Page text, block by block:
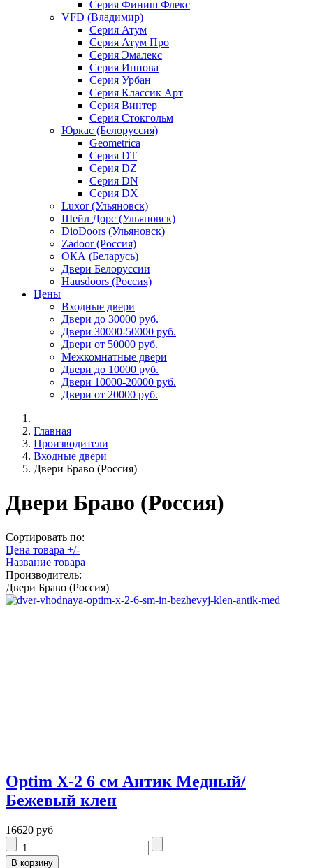
Серия Финиш Флекс
VFD (Владимир)
Серия Атум
Серия Атум Про
Серия Эмалекс
Серия Иннова
Серия Урбан
Серия Классик Арт
Серия Винтер
Серия Стокгольм
Юркас (Белоруссия)
Geometrica
Серия DT
Серия DZ
Серия DN
Серия DX
Luxor (Ульяновск)
Шейл Дорс (Ульяновск)
DioDoors (Ульяновск)
Zadoor (Россия)
ОКА (Беларусь)
Двери Белоруссии
Hausdoors (Россия)
Цены
Входные двери
Двери до 30000 руб.
Двери 30000-50000 руб.
Двери от 50000 руб.
Межкомнатные двери
Двери до 10000 руб.
Двери 10000-20000 руб.
Двери от 20000 руб.
Главная
Производители
Входные двери
Двери Браво (Россия)
Двери Браво (Россия)
Сортировать по:
Цена товара +/-
Название товара
Производитель:
Двери Браво (Россия)
Optim X-2 6 см Антик Медный/
Бежевый клен
16620 руб